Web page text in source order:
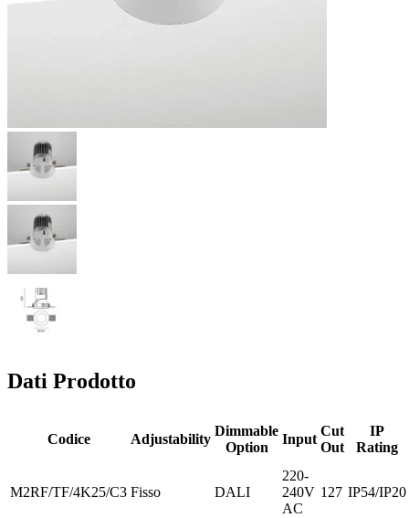
Dati Prodotto
Codice Adjustability
Dimmable
Option
Input
Cut
Out
IP
Rating
M2RF/TF/4K25/C3 Fisso DALI
220-
240V
AC
127 IP54/IP20